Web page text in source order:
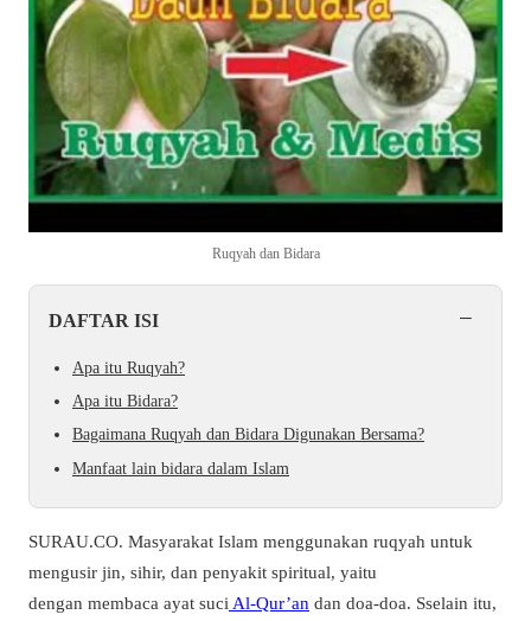
Ruqyah dan Bidara
DAFTAR ISI −
Apa itu Ruqyah?
Apa itu Bidara?
Bagaimana Ruqyah dan Bidara Digunakan Bersama?
Manfaat lain bidara dalam Islam
SURAU.CO. Masyarakat Islam menggunakan ruqyah untuk
mengusir jin, sihir, dan penyakit spiritual, yaitu
dengan membaca ayat suci Al-Qur’an dan doa-doa. Sselain itu,